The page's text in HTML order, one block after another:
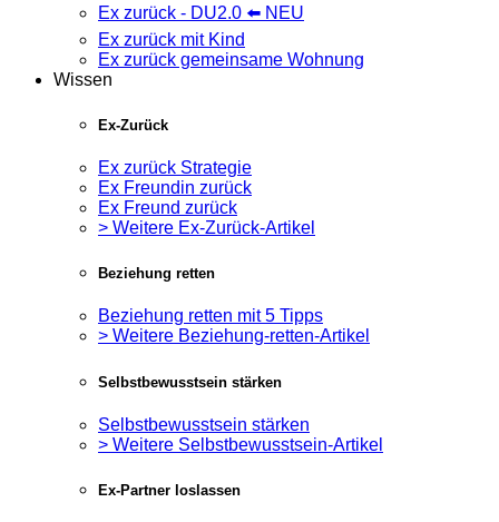
Ex zurück - DU2.0 ⬅️ NEU
Ex zurück mit Kind
Ex zurück gemeinsame Wohnung
Wissen
Ex-Zurück
Ex zurück Strategie
Ex Freundin zurück
Ex Freund zurück
> Weitere Ex-Zurück-Artikel
Beziehung retten
Beziehung retten mit 5 Tipps
> Weitere Beziehung-retten-Artikel
Selbstbewusstsein stärken
Selbstbewusstsein stärken
> Weitere Selbstbewusstsein-Artikel
Ex-Partner loslassen